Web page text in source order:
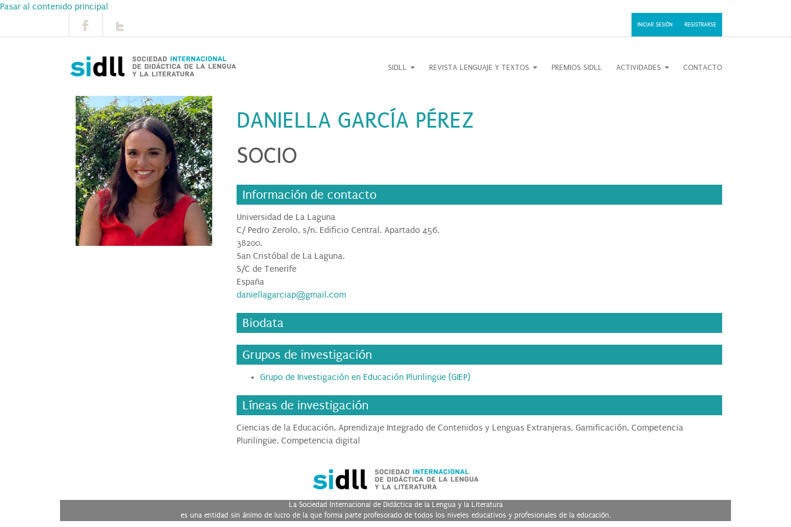
Pasar al contenido principal
INICIAR SESIÓN REGISTRARSE
SIDLL REVISTA LENGUAJE Y TEXTOS PREMIOS SIDLL ACTIVIDADES CONTACTO
DANIELLA GARCÍA PÉREZ
SOCIO
Información de contacto
Universidad de La Laguna
C/ Pedro Zerolo, s/n. Edificio Central. Apartado 456.
38200.
San Cristóbal de La Laguna.
S/C de Tenerife
España
daniellagarciap@gmail.com
Biodata
Grupos de investigación
Grupo de Investigación en Educación Plurilingüe (GIEP)
Líneas de investigación
Ciencias de la Educación, Aprendizaje Integrado de Contenidos y Lenguas Extranjeras, Gamificación, Competencia
Plurilingüe, Competencia digital
La Sociedad Internacional de Didáctica de la Lengua y la Literatura
es una entidad sin ánimo de lucro de la que forma parte profesorado de todos los niveles educativos y profesionales de la educación.